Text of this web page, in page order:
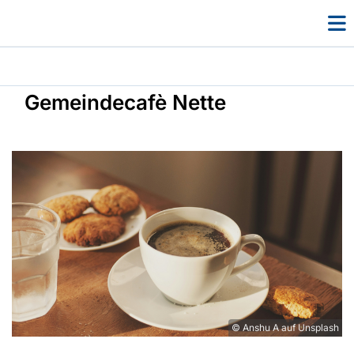
Gemeindecafè Nette
© Anshu A auf Unsplash